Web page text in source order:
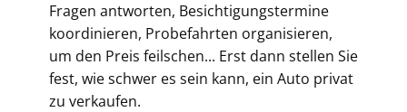
Fragen antworten, Besichtigungstermine
koordinieren, Probefahrten organisieren,
um den Preis feilschen... Erst dann stellen Sie
fest, wie schwer es sein kann, ein Auto privat
zu verkaufen.